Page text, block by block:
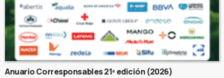
Anuario Corresponsables 21ª edición (2026)